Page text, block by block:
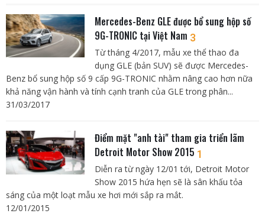
Mercedes-Benz GLE được bổ sung hộp số
9G-TRONIC tại Việt Nam 3
Từ tháng 4/2017, mẫu xe thể thao đa
dụng GLE (bản SUV) sẽ được Mercedes-
Benz bổ sung hộp số 9 cấp 9G-TRONIC nhằm nâng cao hơn nữa
khả năng vận hành và tính cạnh tranh của GLE trong phân...
31/03/2017
Điểm mặt "anh tài" tham gia triển lãm
Detroit Motor Show 2015 1
Diễn ra từ ngày 12/01 tới, Detroit Motor
Show 2015 hứa hẹn sẽ là sân khấu tỏa
sáng của một loạt mẫu xe hơi mới sắp ra mắt.
12/01/2015